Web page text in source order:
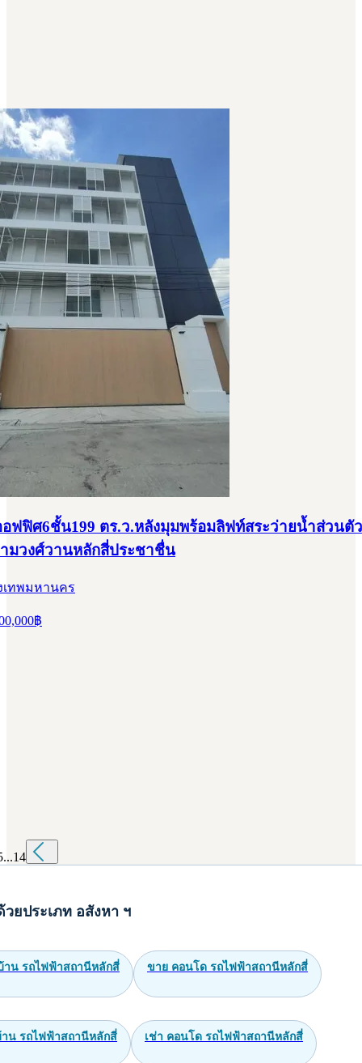
ฟฟิศ6ชั้น199 ตร.ว.หลังมุมพร้อมลิฟท์สระว่ายน้ำส่วนตั
มวงศ์วานหลักสี่ประชาชื่น
เทพมหานคร
฿
...14
ยประเภท อสังหา ฯ
าน รถไฟฟ้าสถานีหลักสี่ ขาย คอนโด รถไฟฟ้าสถานีหลักสี่
าน รถไฟฟ้าสถานีหลักสี่ เช่า คอนโด รถไฟฟ้าสถานีหลักสี่